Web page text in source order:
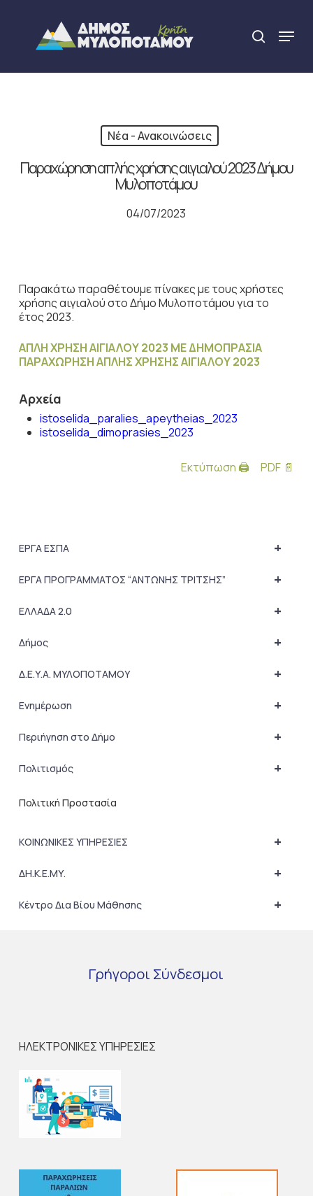
content
search
Menu
Νέα - Ανακοινώσεις
Παραχώρηση απλής χρήσης αιγιαλού 2023 Δήμου
Μυλοποτάμου
04/07/2023
Παρακάτω παραθέτουμε πίνακες με τους χρήστες
χρήσης αιγιαλού στο Δήμο Μυλοποτάμου για το
έτος 2023.
ΑΠΛΗ ΧΡΗΣΗ ΑΙΓΙΑΛΟΥ 2023 ΜΕ ΔΗΜΟΠΡΑΣΙΑ
ΠΑΡΑΧΩΡΗΣΗ ΑΠΛΗΣ ΧΡΗΣΗΣ ΑΙΓΙΑΛΟΥ 2023
Αρχεία
istoselida_paralies_apeytheias_2023
istoselida_dimoprasies_2023
Εκτύπωση 🖨 PDF 📄
+
ΕΡΓΑ ΕΣΠΑ
+
ΕΡΓΑ ΠΡΟΓΡΑΜΜΑΤΟΣ “ΑΝΤΩΝΗΣ ΤΡΙΤΣΗΣ”
+
ΕΛΛΑΔΑ 2.0
+
Δήμος
+
Δ.Ε.Υ.Α. ΜΥΛΟΠΟΤΑΜΟΥ
+
Ενημέρωση
+
Περιήγηση στο Δήμο
+
Πολιτισμός
Πολιτική Προστασία
+
ΚΟΙΝΩΝΙΚΕΣ ΥΠΗΡΕΣΙΕΣ
+
ΔΗ.Κ.Ε.ΜΥ.
+
Κέντρο Δια Βίου Μάθησης
Γρήγοροι Σύνδεσμοι
ΗΛΕΚΤΡΟΝΙΚΕΣ ΥΠΗΡΕΣΙΕΣ
Close